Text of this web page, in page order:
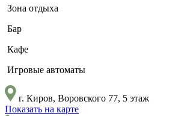
Зона отдыха
Бар
Кафе
Игровые автоматы
г. Киров, Воровского 77, 5 этаж
Показать на карте